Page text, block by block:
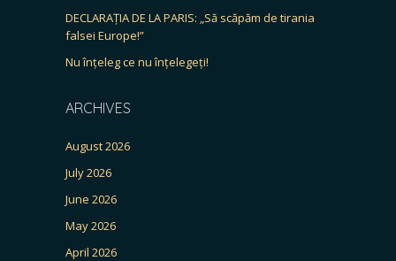
DECLARAȚIA DE LA PARIS: „Să scăpăm de tirania
falsei Europe!”
Nu înțeleg ce nu înțelegeți!
ARCHIVES
August 2026
July 2026
June 2026
May 2026
April 2026